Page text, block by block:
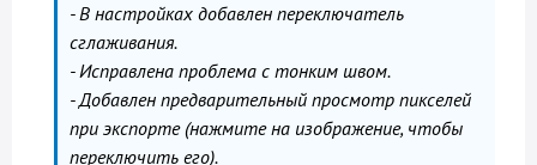
- В настройках добавлен переключатель
сглаживания.
- Исправлена проблема с тонким швом.
- Добавлен предварительный просмотр пикселей
при экспорте (нажмите на изображение, чтобы
переключить его).